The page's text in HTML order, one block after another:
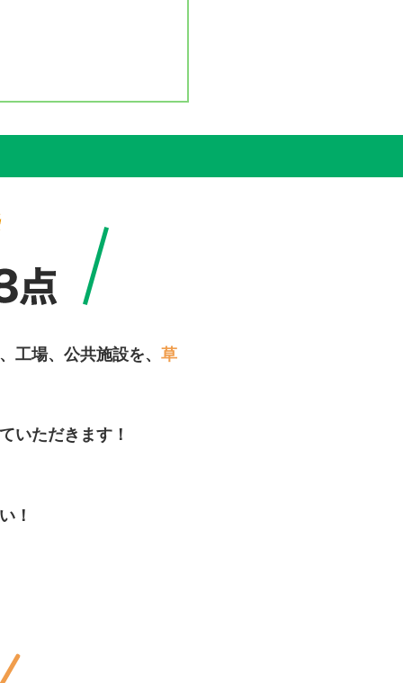
工場、公共施設を、草
いただきます！
！